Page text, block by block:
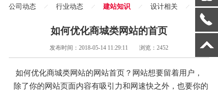
公司动态 行业动态 建站知识 设计相关
如何优化商城类网站的首页
发布时间：2018-05-14 11:29:11 浏览：2452
如何优化商城类网站的网站首页？网站想要留着用户，
除了你的网站页面内容有吸引力和网速快之外，也要你的